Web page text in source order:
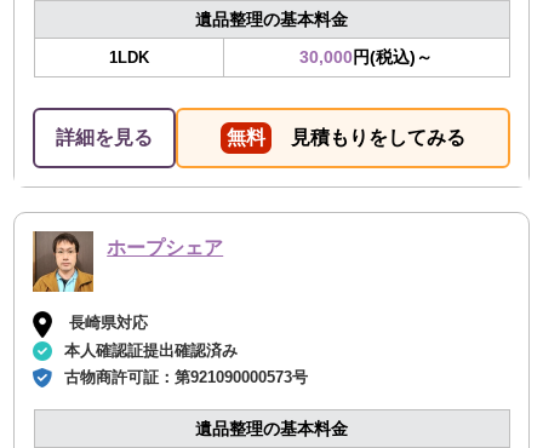
遺品整理の基本料金
1LDK 30,000円(税込)～
詳細を見る 無料 見積もりをしてみる
ホープシェア
長崎県対応
本人確認証提出確認済み
古物商許可証：第921090000573号
遺品整理の基本料金